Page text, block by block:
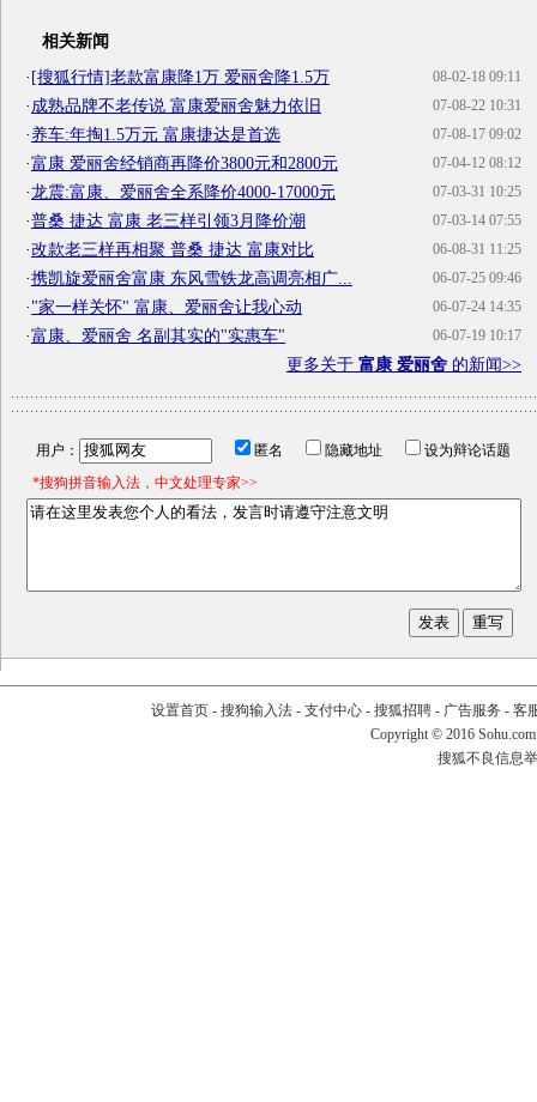
相关新闻
08-02-18 09:11
·[搜狐行情]老款富康降1万 爱丽舍降1.5万
07-08-22 10:31
·成熟品牌不老传说 富康爱丽舍魅力依旧
07-08-17 09:02
·养车:年掏1.5万元 富康捷达是首选
07-04-12 08:12
·富康 爱丽舍经销商再降价3800元和2800元
07-03-31 10:25
·龙震:富康、爱丽舍全系降价4000-17000元
07-03-14 07:55
·普桑 捷达 富康 老三样引领3月降价潮
06-08-31 11:25
·改款老三样再相聚 普桑 捷达 富康对比
06-07-25 09:46
·携凯旋爱丽舍富康 东风雪铁龙高调亮相广...
06-07-24 14:35
·"家一样关怀" 富康、爱丽舍让我心动
06-07-19 10:17
·富康、爱丽舍 名副其实的"实惠车"
更多关于 富康 爱丽舍 的新闻>>
用户： 匿名 隐藏地址
设为辩论话题
*搜狗拼音输入法，中文处理专家>>
设置首页- 搜狗输入法- 支付中心- 搜狐招聘- 广告服务 - 客
Copyright © 2016
搜狐不良信息